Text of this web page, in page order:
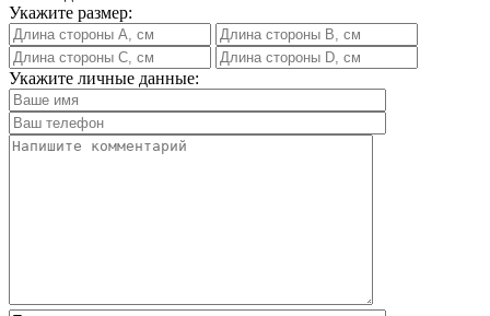
Укажите размер:
Укажите личные данные: